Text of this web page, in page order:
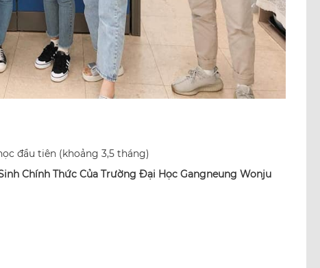
đầu tiên (khoảng 3,5 tháng)
Chính Thức Của Trường Đại Học Gangneung Wonju